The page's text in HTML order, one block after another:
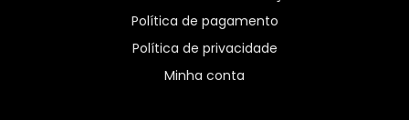
Política de pagamento
Política de privacidade
Minha conta